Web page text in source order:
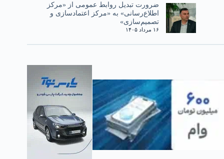
ضرورت تبدیل روابط عمومی از «مرکز
اطلاع‌رسانی» به «مرکز اعتمادسازی و
تصمیم‌سازی»
۱۶ مرداد ۱۴۰۵